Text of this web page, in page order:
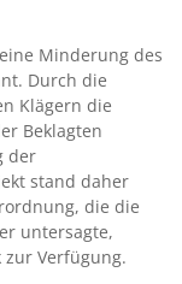
Minderung des
Durch die
Klägern die
Beklagten
der
stand daher
die die
untersagte,
Verfügung.